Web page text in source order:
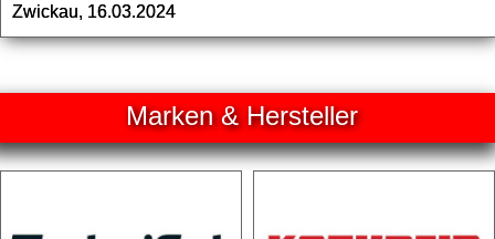
Zwickau, 16.03.2024
Marken & Hersteller